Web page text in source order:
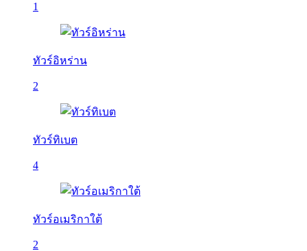
1
ทัวร์อิหร่าน
2
ทัวร์ทิเบต
4
ทัวร์อเมริกาใต้
2